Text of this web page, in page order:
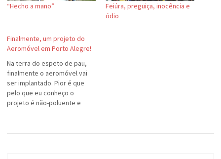
“Hecho a mano”
Feiúra, preguiça, inocência e
ódio
Finalmente, um projeto do
Aeromóvel em Porto Alegre!
Na terra do espeto de pau,
finalmente o aeromóvel vai
ser implantado. Pior é que
pelo que eu conheço o
projeto é não-poluente e
cada vez mais crescendo em
implantar o aeromóvel é a